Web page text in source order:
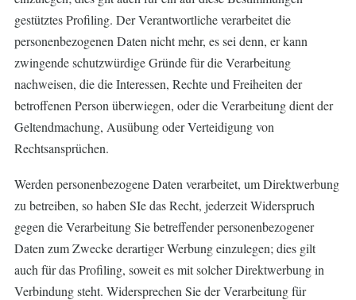
gestütztes Profiling. Der Verantwortliche verarbeitet die
personenbezogenen Daten nicht mehr, es sei denn, er kann
zwingende schutzwürdige Gründe für die Verarbeitung
nachweisen, die die Interessen, Rechte und Freiheiten der
betroffenen Person überwiegen, oder die Verarbeitung dient der
Geltendmachung, Ausübung oder Verteidigung von
Rechtsansprüchen.
Werden personenbezogene Daten verarbeitet, um Direktwerbung
zu betreiben, so haben SIe das Recht, jederzeit Widerspruch
gegen die Verarbeitung Sie betreffender personenbezogener
Daten zum Zwecke derartiger Werbung einzulegen; dies gilt
auch für das Profiling, soweit es mit solcher Direktwerbung in
Verbindung steht. Widersprechen Sie der Verarbeitung für